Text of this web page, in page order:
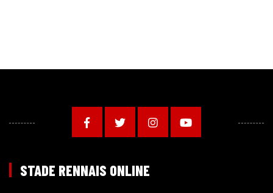
STADE RENNAIS ONLINE